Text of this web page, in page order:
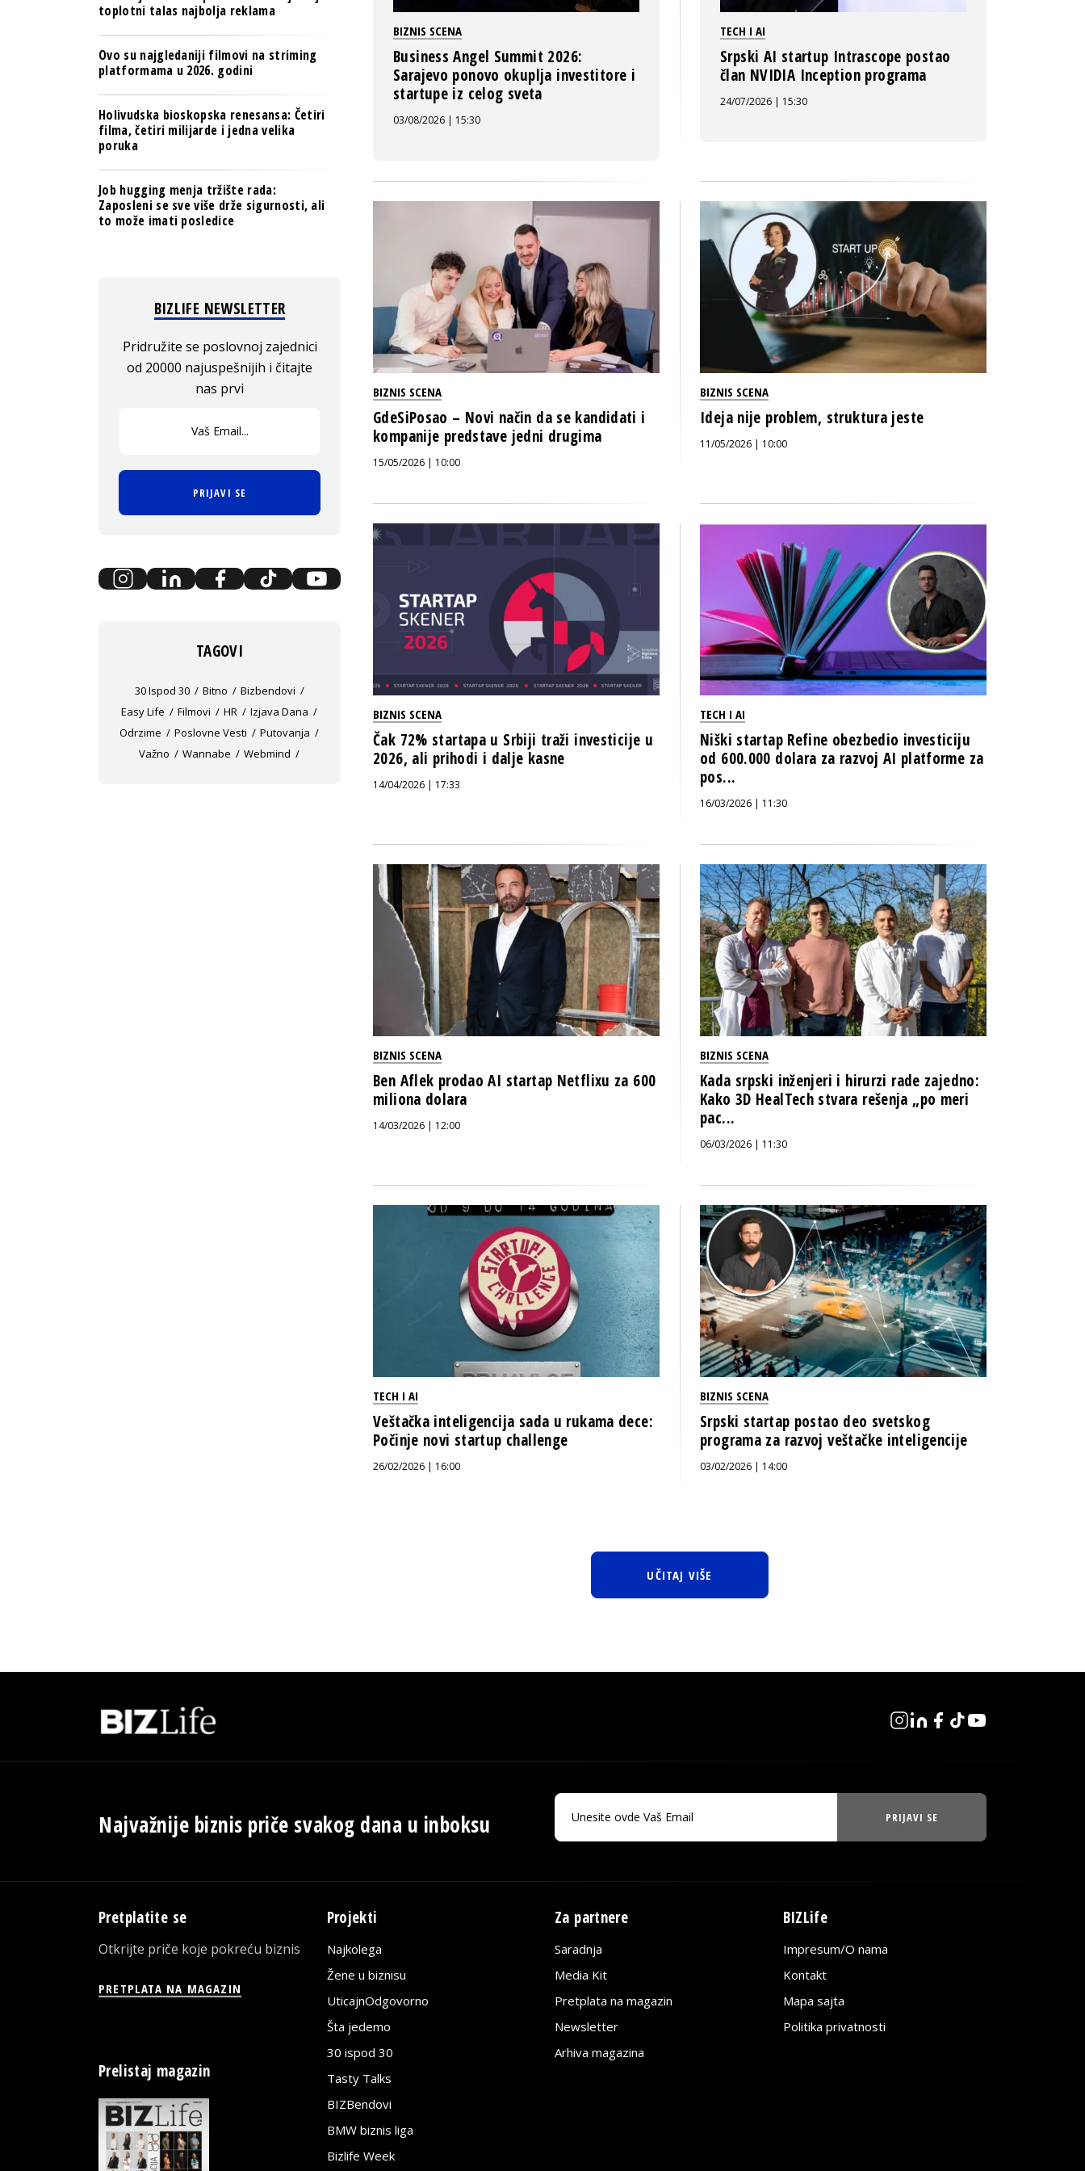
BIZNIS SCENA
Business Angel Summit 2026:
Sarajevo ponovo okuplja investitore i
startupe iz celog sveta
03/08/2026 | 15:30
TECH I AI
Srpski AI startup Intrascope postao
član NVIDIA Inception programa
24/07/2026 | 15:30
BIZNIS SCENA
GdeSiPosao – Novi način da se kandidati i
kompanije predstave jedni drugima
15/05/2026 | 10:00
BIZNIS SCENA
Ideja nije problem, struktura jeste
11/05/2026 | 10:00
BIZNIS SCENA
Čak 72% startapa u Srbiji traži investicije u
2026, ali prihodi i dalje kasne
14/04/2026 | 17:33
TECH I AI
Niški startap Refine obezbedio investiciju
od 600.000 dolara za razvoj AI platforme za
pos...
16/03/2026 | 11:30
BIZNIS SCENA
Ben Aflek prodao AI startap Netflixu za 600
miliona dolara
14/03/2026 | 12:00
BIZNIS SCENA
Kada srpski inženjeri i hirurzi rade zajedno:
Kako 3D HealTech stvara rešenja „po meri
pac...
06/03/2026 | 11:30
TECH I AI
Veštačka inteligencija sada u rukama dece:
Počinje novi startup challenge
26/02/2026 | 16:00
BIZNIS SCENA
Srpski startap postao deo svetskog
programa za razvoj veštačke inteligencije
03/02/2026 | 14:00
UČITAJ VIŠE
toplotni talas najbolja reklama
Ovo su najgledaniji filmovi na striming
platformama u 2026. godini
Holivudska bioskopska renesansa: Četiri
filma, četiri milijarde i jedna velika
poruka
Job hugging menja tržište rada:
Zaposleni se sve više drže sigurnosti, ali
to može imati posledice
BIZLIFE NEWSLETTER
Pridružite se poslovnoj zajednici
od 20000 najuspešnijih i čitajte
nas prvi
PRIJAVI SE
TAGOVI
30 Ispod 30 Bitno
Bizbendovi
Easy Life
Filmovi HR
Izjava Dana
Odrzime
Poslovne Vesti
Putovanja
Važno
Wannabe Webmind
Najvažnije biznis priče svakog dana u inboksu PRIJAVI SE
Pretplatite se
Otkrijte priče koje pokreću biznis
PRETPLATA NA MAGAZIN
Prelistaj magazin
Projekti
Najkolega
Žene u biznisu
UticajnOdgovorno
Šta jedemo
30 ispod 30
Tasty Talks
BIZBendovi
BMW biznis liga
Bizlife Week
Za partnere
Saradnja
Media Kit
Pretplata na magazin
Newsletter
Arhiva magazina
BIZLife
Impresum/O nama
Kontakt
Mapa sajta
Politika privatnosti